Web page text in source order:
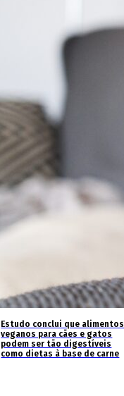
Estudo conclui que alimentos
veganos para cães e gatos
podem ser tão digestíveis
como dietas à base de carne